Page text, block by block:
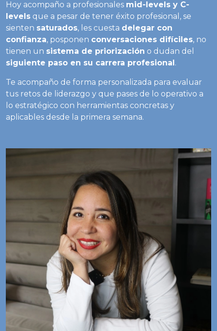
Hoy acompaño a profesionales mid-levels y C-
levels que a pesar de tener éxito profesional, se
sienten saturados, les cuesta delegar con
confianza, posponen conversaciones difíciles, no
tienen un sistema de priorización o dudan del
siguiente paso en su carrera profesional.
Te acompaño de forma personalizada para evaluar
tus retos de liderazgo y que pases de lo operativo a
lo estratégico con herramientas concretas y
aplicables desde la primera semana.